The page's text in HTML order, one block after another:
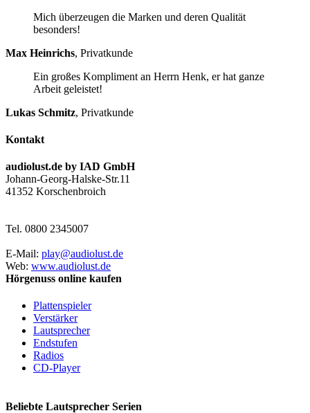
Mich überzeugen die Marken und deren Qualität
besonders!
Max Heinrichs, Privatkunde
Ein großes Kompliment an Herrn Henk, er hat ganze
Arbeit geleistet!
Lukas Schmitz, Privatkunde
Kontakt
audiolust.de by IAD GmbH
Johann-Georg-Halske-Str.11
41352 Korschenbroich
Tel. 0800 2345007
E-Mail: play@audiolust.de
Web: www.audiolust.de
Hörgenuss online kaufen
Plattenspieler
Verstärker
Lautsprecher
Endstufen
Radios
CD-Player
Beliebte Lautsprecher Serien